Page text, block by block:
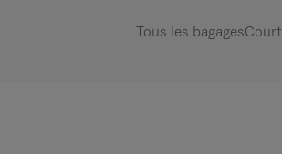
Tous les bagages